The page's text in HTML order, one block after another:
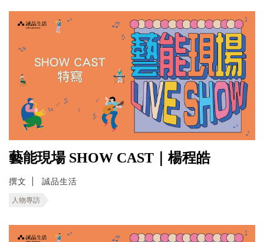
藝能現場 SHOW CAST｜楊程皓
撰文 誠品生活
人物專訪